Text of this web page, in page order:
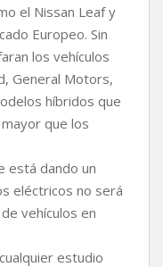
el Nissan Leaf y
Europeo. Sin
los vehículos
General Motors,
híbridos que
que los
está dando un
eléctricos no será
vehículos en
estudio